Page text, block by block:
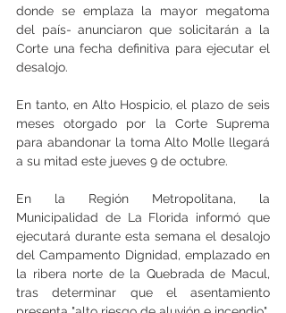
donde se emplaza la mayor megatoma
del país- anunciaron que solicitarán a la
Corte una fecha definitiva para ejecutar el
desalojo.
En tanto, en Alto Hospicio, el plazo de seis
meses otorgado por la Corte Suprema
para abandonar la toma Alto Molle llegará
a su mitad este jueves 9 de octubre.
En la Región Metropolitana, la
Municipalidad de La Florida informó que
ejecutará durante esta semana el desalojo
del Campamento Dignidad, emplazado en
la ribera norte de la Quebrada de Macul,
tras determinar que el asentamiento